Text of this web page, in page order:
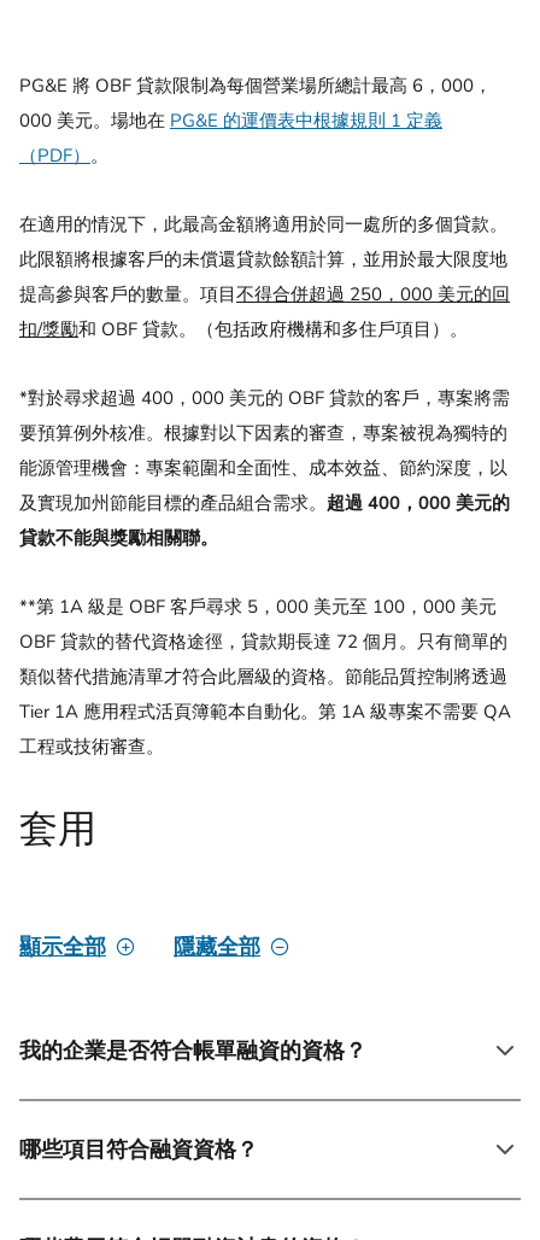
PG&E 將 OBF 貸款限制為每個營業場所總計最高 6，000，
000 美元。場地在 PG&E 的運價表中根據規則 1 定義
（PDF） 。
在適用的情況下，此最高金額將適用於同一處所的多個貸款。
此限額將根據客戶的未償還貸款餘額計算，並用於最大限度地
提高參與客戶的數量。項目不得合併超過 250，000 美元的回
扣/獎勵和 OBF 貸款。（包括政府機構和多住戶項目）。
*對於尋求超過 400，000 美元的 OBF 貸款的客戶，專案將需
要預算例外核准。根據對以下因素的審查，專案被視為獨特的
能源管理機會：專案範圍和全面性、成本效益、節約深度，以
及實現加州節能目標的產品組合需求。 超過 400，000 美元的
貸款不能與獎勵相關聯。
**第 1A 級是 OBF 客戶尋求 5，000 美元至 100，000 美元
OBF 貸款的替代資格途徑，貸款期長達 72 個月。只有簡單的
類似替代措施清單才符合此層級的資格。節能品質控制將透過
Tier 1A 應用程式活頁簿範本自動化。第 1A 級專案不需要 QA
工程或技術審查。
套用
顯示全部 隱藏全部
我的企業是否符合帳單融資的資格？
哪些項目符合融資資格？